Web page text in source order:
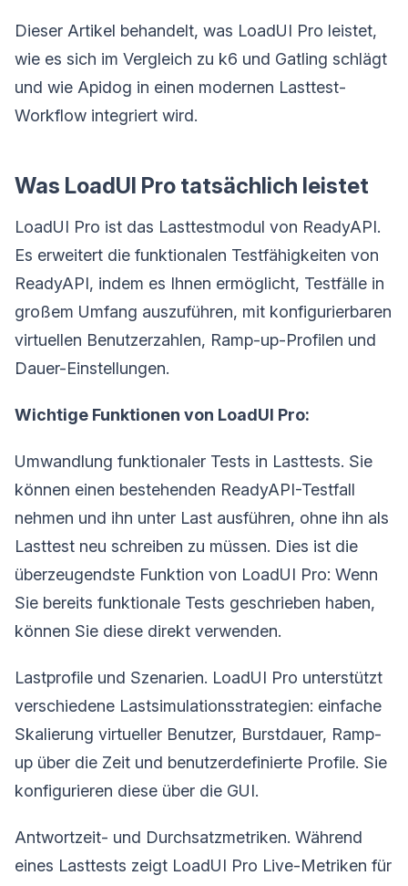
Dieser Artikel behandelt, was LoadUI Pro leistet,
wie es sich im Vergleich zu k6 und Gatling schlägt
und wie Apidog in einen modernen Lasttest-
Workflow integriert wird.
Was LoadUI Pro tatsächlich leistet
LoadUI Pro ist das Lasttestmodul von ReadyAPI.
Es erweitert die funktionalen Testfähigkeiten von
ReadyAPI, indem es Ihnen ermöglicht, Testfälle in
großem Umfang auszuführen, mit konfigurierbaren
virtuellen Benutzerzahlen, Ramp-up-Profilen und
Dauer-Einstellungen.
Wichtige Funktionen von LoadUI Pro:
Umwandlung funktionaler Tests in Lasttests. Sie
können einen bestehenden ReadyAPI-Testfall
nehmen und ihn unter Last ausführen, ohne ihn als
Lasttest neu schreiben zu müssen. Dies ist die
überzeugendste Funktion von LoadUI Pro: Wenn
Sie bereits funktionale Tests geschrieben haben,
können Sie diese direkt verwenden.
Lastprofile und Szenarien. LoadUI Pro unterstützt
verschiedene Lastsimulationsstrategien: einfache
Skalierung virtueller Benutzer, Burstdauer, Ramp-
up über die Zeit und benutzerdefinierte Profile. Sie
konfigurieren diese über die GUI.
Antwortzeit- und Durchsatzmetriken. Während
eines Lasttests zeigt LoadUI Pro Live-Metriken für